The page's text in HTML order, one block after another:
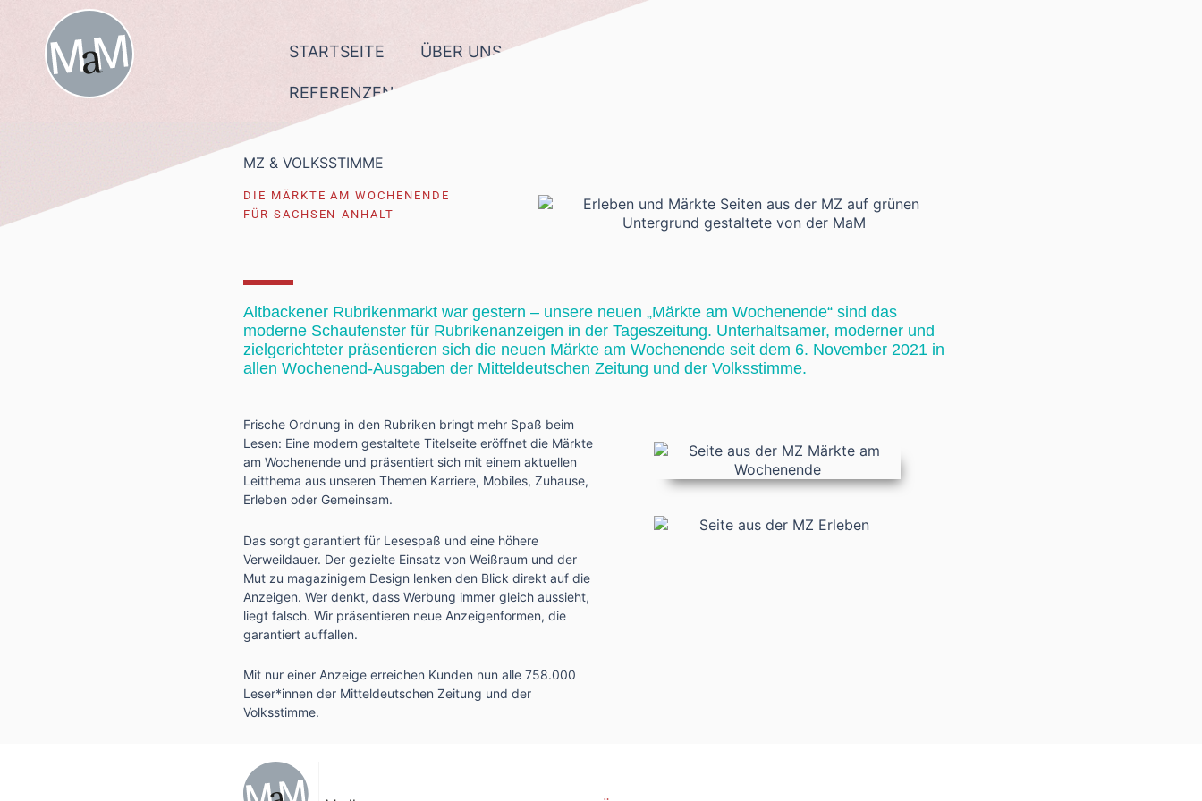
springen
STARTSEITE ÜBER UNS
REFERENZEN
MZ & VOLKSSTIMME
DIE MÄRKTE AM WOCHENENDE
FÜR SACHSEN-ANHALT
Altbackener Rubrikenmarkt war gestern – unsere neuen „Märkte am Wochenende“ sind das
moderne Schaufenster für Rubrikenanzeigen in der Tageszeitung. Unterhaltsamer, moderner und
zielgerichteter präsentieren sich die neuen Märkte am Wochenende seit dem 6. November 2021 in
allen Wochenend-Ausgaben der Mitteldeutschen Zeitung und der Volksstimme.
Frische Ordnung in den Rubriken bringt mehr Spaß beim
Lesen: Eine modern gestaltete Titelseite eröffnet die Märkte
am Wochenende und präsentiert sich mit einem aktuellen
Leitthema aus unseren Themen Karriere, Mobiles, Zuhause,
Erleben oder Gemeinsam.
Das sorgt garantiert für Lesespaß und eine höhere
Verweildauer. Der gezielte Einsatz von Weißraum und der
Mut zu magazinigem Design lenken den Blick direkt auf die
Anzeigen. Wer denkt, dass Werbung immer gleich aussieht,
liegt falsch. Wir präsentieren neue Anzeigenformen, die
garantiert auffallen.
Mit nur einer Anzeige erreichen Kunden nun alle 758.000
Leser*innen der Mitteldeutschen Zeitung und der
Volksstimme.